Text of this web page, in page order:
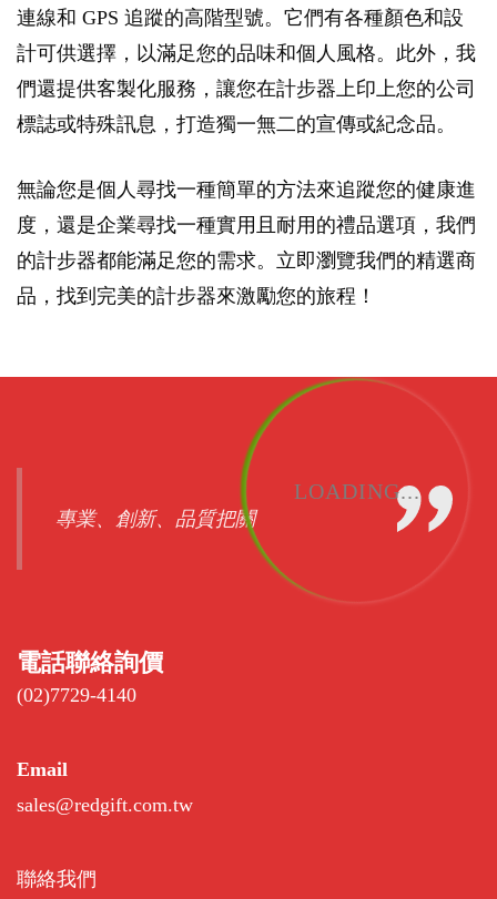
LOADING...
連線和 GPS 追蹤的高階型號。它們有各種顏色和設
計可供選擇，以滿足您的品味和個人風格。此外，我
們還提供客製化服務，讓您在計步器上印上您的公司
標誌或特殊訊息，打造獨一無二的宣傳或紀念品。
無論您是個人尋找一種簡單的方法來追蹤您的健康進
度，還是企業尋找一種實用且耐用的禮品選項，我們
的計步器都能滿足您的需求。立即瀏覽我們的精選商
品，找到完美的計步器來激勵您的旅程！
專業、創新、品質把關
電話聯絡詢價
(02)7729-4140
Email
sales@redgift.com.tw
聯絡我們